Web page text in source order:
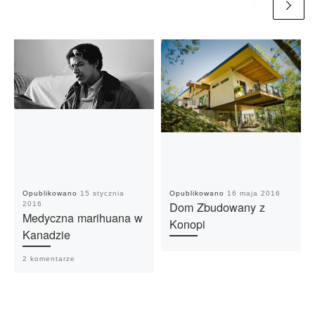
Opublikowano
15 stycznia
2016
Medyczna marihuana w
Kanadzie
2 komentarze
Opublikowano 16 maja 2016
Dom Zbudowany z
Konopi